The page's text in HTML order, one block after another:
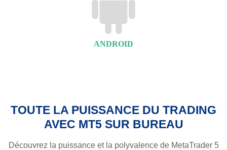
ANDROID
TOUTE LA PUISSANCE DU TRADING
AVEC MT5 SUR BUREAU
Découvrez la puissance et la polyvalence de MetaTrader 5